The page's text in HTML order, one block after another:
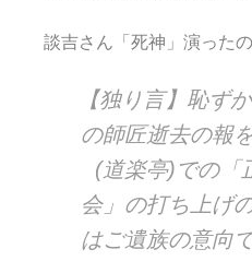
談吉さん「死神」演ったの
【独り言】恥ず
の師匠逝去の報
(道楽亭)での「
会」の打ち上げ
はご遺族の意向